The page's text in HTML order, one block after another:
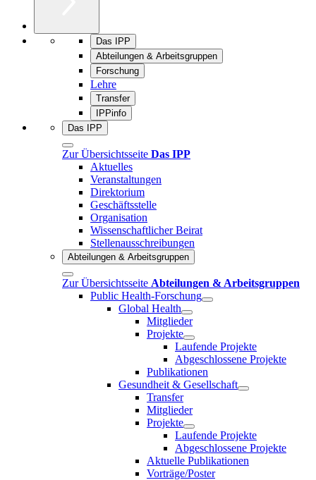
Das IPP
Abteilungen & Arbeitsgruppen
Forschung
Lehre
Transfer
IPPinfo
Das IPP
Zur Übersichtsseite Das IPP
Aktuelles
Veranstaltungen
Direktorium
Geschäftsstelle
Organisation
Wissenschaftlicher Beirat
Stellenausschreibungen
Abteilungen & Arbeitsgruppen
Zur Übersichtsseite Abteilungen & Arbeitsgruppen
Public Health-Forschung
Global Health
Mitglieder
Projekte
Laufende Projekte
Abgeschlossene Projekte
Publikationen
Gesundheit & Gesellschaft
Transfer
Mitglieder
Projekte
Laufende Projekte
Abgeschlossene Projekte
Aktuelle Publikationen
Vorträge/Poster